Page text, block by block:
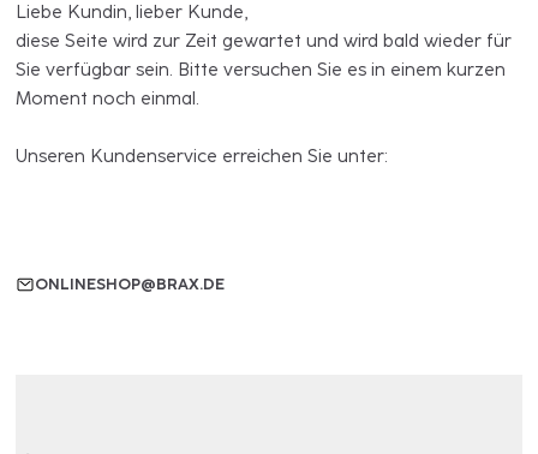
Liebe Kundin, lieber Kunde,
diese Seite wird zur Zeit gewartet und wird bald wieder für
Sie verfügbar sein. Bitte versuchen Sie es in einem kurzen
Moment noch einmal.
Unseren Kundenservice erreichen Sie unter:
ONLINESHOP@BRAX.DE